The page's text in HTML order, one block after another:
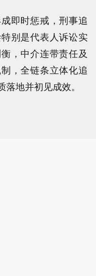
即时惩戒，刑事追
别是代表人诉讼实
，中介连带责任及
，全链条立体化追
地并初见成效。